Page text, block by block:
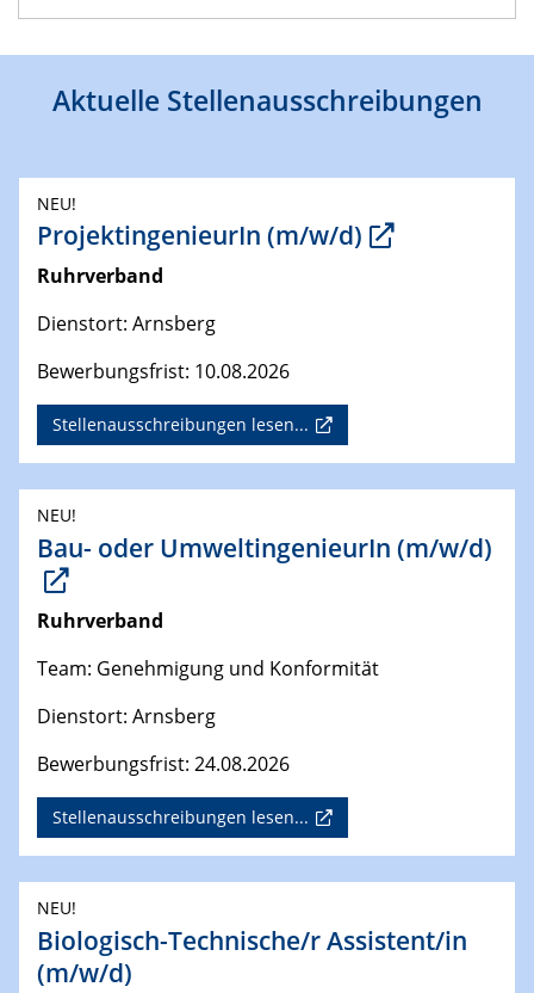
Aktuelle Stellenausschreibungen
NEU!
ProjektingenieurIn (m/w/d)
Ruhrverband
Dienstort: Arnsberg
Bewerbungsfrist: 10.08.2026
Stellenausschreibungen lesen...
NEU!
Bau- oder UmweltingenieurIn (m/w/d)
Ruhrverband
Team: Genehmigung und Konformität
Dienstort: Arnsberg
Bewerbungsfrist: 24.08.2026
Stellenausschreibungen lesen...
NEU!
Biologisch-Technische/r Assistent/in
(m/w/d)